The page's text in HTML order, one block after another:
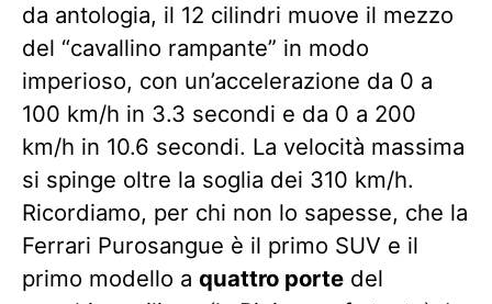
da antologia, il 12 cilindri muove il mezzo
del “cavallino rampante” in modo
imperioso, con un’accelerazione da 0 a
100 km/h in 3.3 secondi e da 0 a 200
km/h in 10.6 secondi. La velocità massima
si spinge oltre la soglia dei 310 km/h.
Ricordiamo, per chi non lo sapesse, che la
Ferrari Purosangue è il primo SUV e il
primo modello a quattro porte del